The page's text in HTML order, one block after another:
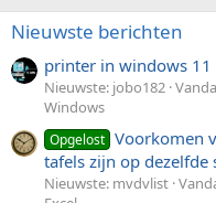
Nieuwste berichten
printer in windows 11
Nieuwste: jobo182
Windows
Opgelost Voorkomen
tafels zijn op dezelfde
Nieuwste: mvdvlist